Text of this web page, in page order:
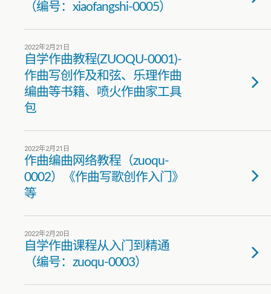
（编号：xiaofangshi-0005）
2022年2月21日
自学作曲教程(ZUOQU-0001)-
作曲写创作及和弦、乐理作曲
编曲等书籍、喷火作曲家工具
包
2022年2月21日
作曲编曲网络教程（zuoqu-
0002）《作曲写歌创作入门》
等
2022年2月20日
自学作曲课程从入门到精通
（编号：zuoqu-0003）